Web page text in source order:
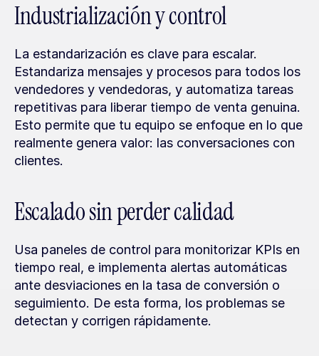
Industrialización y control
La estandarización es clave para escalar.
Estandariza mensajes y procesos para todos los
vendedores y vendedoras, y automatiza tareas
repetitivas para liberar tiempo de venta genuina.
Esto permite que tu equipo se enfoque en lo que
realmente genera valor: las conversaciones con
clientes.
Escalado sin perder calidad
Usa paneles de control para monitorizar KPIs en
tiempo real, e implementa alertas automáticas
ante desviaciones en la tasa de conversión o
seguimiento. De esta forma, los problemas se
detectan y corrigen rápidamente.